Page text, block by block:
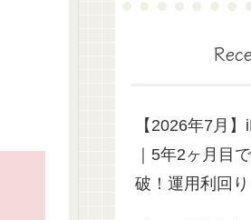
【2026年7月
｜5年2ヶ月目
破！運用利回